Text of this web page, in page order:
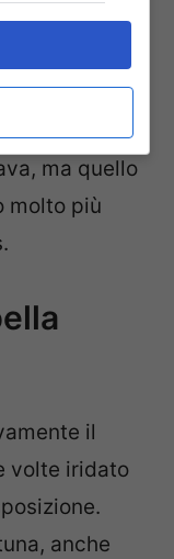
nemmeno il
l’annuncio,
in quel
ma quello
molto più
il
volte iridato
anche